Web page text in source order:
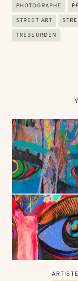
PHOTOGRAPHE
STREET ART
TRÉBEURDEN